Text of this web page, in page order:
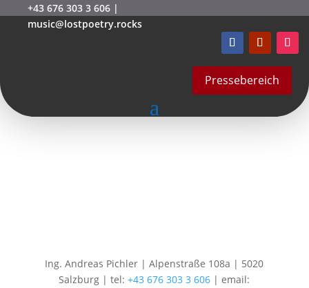
+43 676 303 3 606 |
music@lostpoetry.rocks
Pressebereich
Ing. Andreas Pichler | Alpenstraße 108a | 5020
Salzburg | tel:+43 676 303 3 606 | email: